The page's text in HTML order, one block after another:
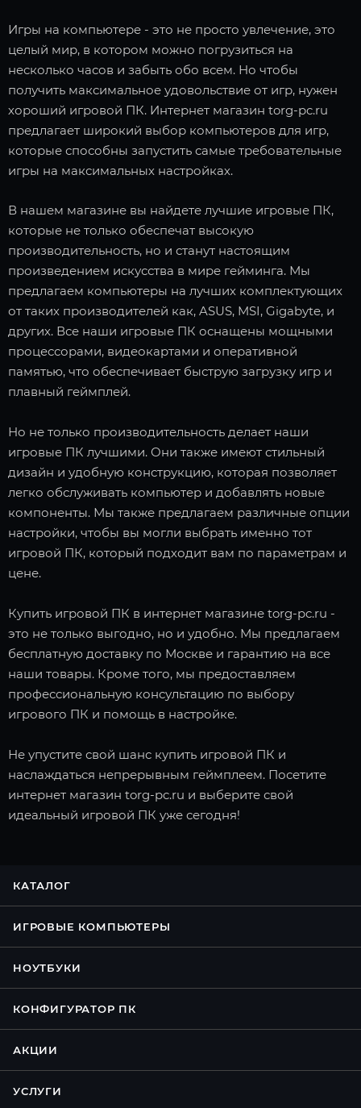
Игры на компьютере - это не просто увлечение, это
целый мир, в котором можно погрузиться на
несколько часов и забыть обо всем. Но чтобы
получить максимальное удовольствие от игр, нужен
хороший игровой ПК. Интернет магазин torg-pc.ru
предлагает широкий выбор компьютеров для игр,
которые способны запустить самые требовательные
игры на максимальных настройках.
В нашем магазине вы найдете лучшие игровые ПК,
которые не только обеспечат высокую
производительность, но и станут настоящим
произведением искусства в мире гейминга. Мы
предлагаем компьютеры на лучших комплектующих
от таких производителей как, ASUS, MSI, Gigabyte, и
других. Все наши игровые ПК оснащены мощными
процессорами, видеокартами и оперативной
памятью, что обеспечивает быструю загрузку игр и
плавный геймплей.
Но не только производительность делает наши
игровые ПК лучшими. Они также имеют стильный
дизайн и удобную конструкцию, которая позволяет
легко обслуживать компьютер и добавлять новые
компоненты. Мы также предлагаем различные опции
настройки, чтобы вы могли выбрать именно тот
игровой ПК, который подходит вам по параметрам и
цене.
Купить игровой ПК в интернет магазине torg-pc.ru -
это не только выгодно, но и удобно. Мы предлагаем
бесплатную доставку по Москве и гарантию на все
наши товары. Кроме того, мы предоставляем
профессиональную консультацию по выбору
игрового ПК и помощь в настройке.
Не упустите свой шанс купить игровой ПК и
наслаждаться непрерывным геймплеем. Посетите
интернет магазин torg-pc.ru и выберите свой
идеальный игровой ПК уже сегодня!
КАТАЛОГ
ИГРОВЫЕ КОМПЬЮТЕРЫ
НОУТБУКИ
КОНФИГУРАТОР ПК
АКЦИИ
УСЛУГИ